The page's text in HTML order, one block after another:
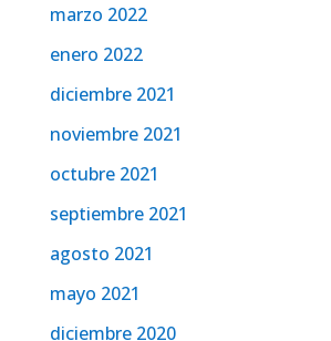
marzo 2022
enero 2022
diciembre 2021
noviembre 2021
octubre 2021
septiembre 2021
agosto 2021
mayo 2021
diciembre 2020